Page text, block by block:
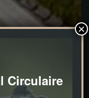
Circulaire
×